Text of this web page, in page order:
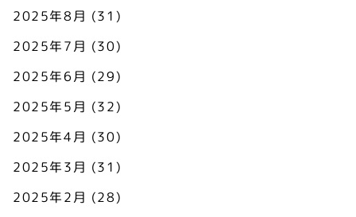
2025年8月 (31)
2025年7月 (30)
2025年6月 (29)
2025年5月 (32)
2025年4月 (30)
2025年3月 (31)
2025年2月 (28)